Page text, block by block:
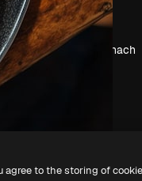
verkaufen
Pressesaal
Suchst du nach
agree to the storing of